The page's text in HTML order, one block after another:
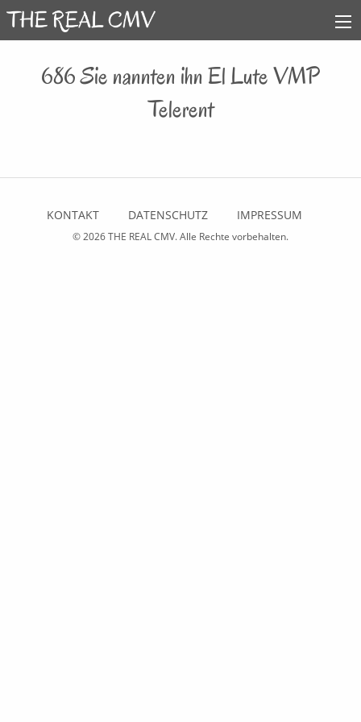
686 Sie nannten ihn El Lute VMP
Telerent
KONTAKT DATENSCHUTZ IMPRESSUM
© 2026THE REAL CMV. Alle Rechte vorbehalten.